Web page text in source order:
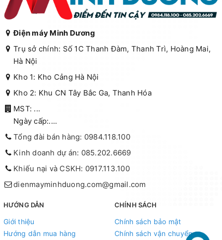
Điện máy Minh Dương
Trụ sở chính: Số 1C Thanh Đàm, Thanh Trì, Hoàng Mai,
Hà Nội
Kho 1: Kho Cảng Hà Nội
Kho 2: Khu CN Tây Bắc Ga, Thanh Hóa
MST: ...
Ngày cấp:....
Tổng đài bán hàng: 0984.118.100
Kinh doanh dự án: 085.202.6669
Khiếu nại và CSKH: 0917.113.100
dienmayminhduong.com@gmail.com
HƯỚNG DẪN
Giới thiệu
Hướng dẫn mua hàng
CHÍNH SÁCH
Chính sách bảo mật
Chính sách vận chuyển